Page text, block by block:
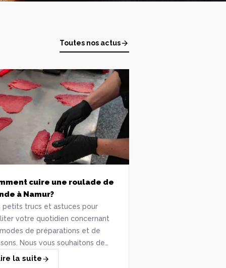
Toutes nos actus
cuire une roulade de
viande à Namur?
petits trucs et astuces pour
votre quotidien concernant
de préparations et de
Nous vous souhaitons de
instants gourmands.
la suite